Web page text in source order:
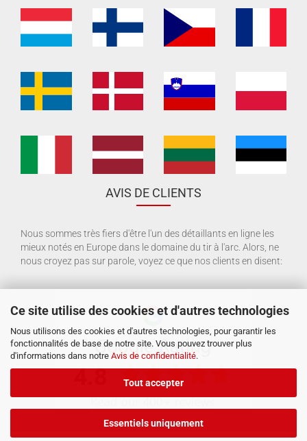
Ce site utilise des cookies et d'autres technologies
Nous utilisons des cookies et d'autres technologies, pour garantir les
fonctionnalités de base de notre site. Vous pouvez trouver plus
d'informations dans notre Avis de confidentialité.
Tout accepter
Essentiels uniquement
AVIS DE CLIENTS
Nous sommes très fiers d'être l'un des détaillants en ligne les
mieux notés en Europe dans le domaine du tir à l'arc. Alors, ne
nous croyez pas sur parole, voyez ce que nos clients en disent: